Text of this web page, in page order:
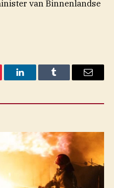
van Binnenlandse
LinkedInTumblr Email